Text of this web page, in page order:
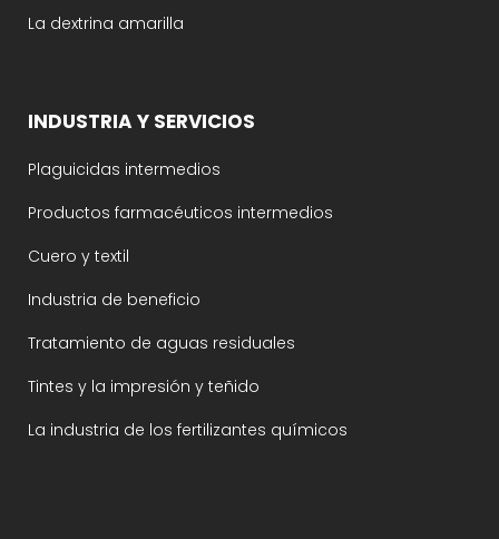
La dextrina amarilla
INDUSTRIA Y SERVICIOS
Plaguicidas intermedios
Productos farmacéuticos intermedios
Cuero y textil
Industria de beneficio
Tratamiento de aguas residuales
Tintes y la impresión y teñido
La industria de los fertilizantes químicos